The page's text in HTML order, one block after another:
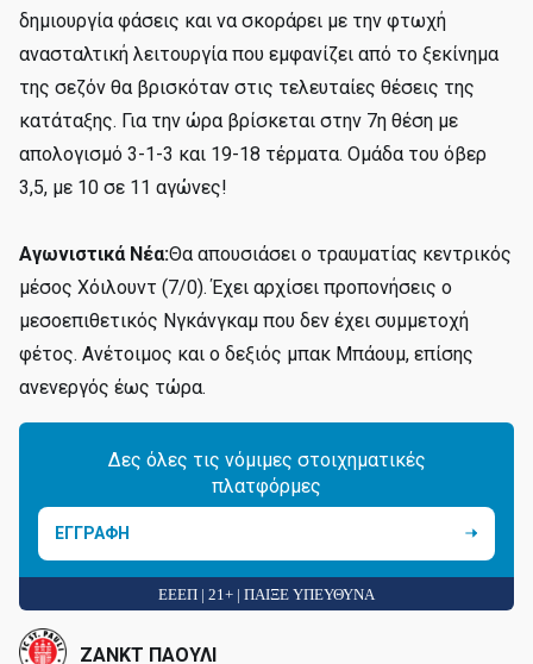
δημιουργία φάσεις και να σκοράρει με την φτωχή
ανασταλτική λειτουργία που εμφανίζει από το ξεκίνημα
της σεζόν θα βρισκόταν στις τελευταίες θέσεις της
κατάταξης. Για την ώρα βρίσκεται στην 7η θέση με
απολογισμό 3-1-3 και 19-18 τέρματα. Ομάδα του όβερ
3,5, με 10 σε 11 αγώνες!
Αγωνιστικά Νέα:Θα απουσιάσει ο τραυματίας κεντρικός
μέσος Χόιλουντ (7/0). Έχει αρχίσει προπονήσεις ο
μεσοεπιθετικός Νγκάνγκαμ που δεν έχει συμμετοχή
φέτος. Ανέτοιμος και ο δεξιός μπακ Μπάουμ, επίσης
ανενεργός έως τώρα.
Δες όλες τις νόμιμες στοιχηματικές
πλατφόρμες
ΕΓΓΡΑΦΗ
ΕΕΕΠ | 21+ | ΠΑΙΞΕ ΥΠΕΥΘΥΝΑ
ΖΑΝΚΤ ΠΑΟΥΛΙ